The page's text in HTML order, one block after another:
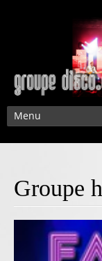
Menu
Groupe